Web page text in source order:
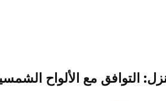
التوافق مع الألواح